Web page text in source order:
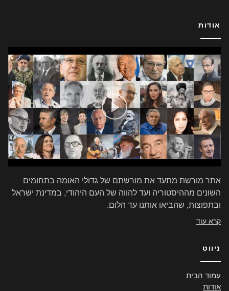
אודות
אתר מורשת מתעד את מורשתם של גדולי האומה בתחומים
השונים מההיסטוריה ועד להווה של העם היהודי, במדינת ישראל
ובתפוצות, שהביאו אותנו עד הלום.
קרא עוד
ניווט
עמוד הבית
אודות